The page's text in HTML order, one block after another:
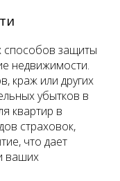
способов защиты
недвижимости.
краж или других
убытков в
квартир в
страховок,
что дает
ваших